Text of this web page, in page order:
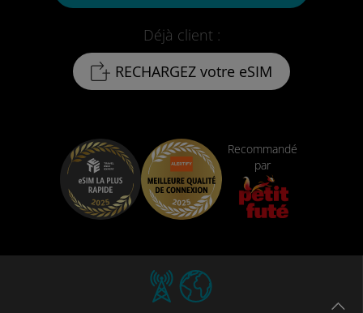
Déjà client :
RECHARGEZ votre eSIM
Recommandé
par